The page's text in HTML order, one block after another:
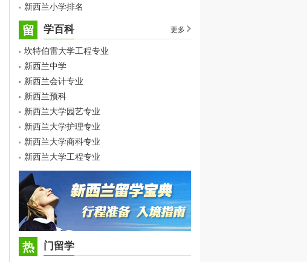
新西兰小学排名
留 学百科 更多
坎特伯雷大学工程专业
新西兰中学
新西兰会计专业
新西兰预科
新西兰大学园艺专业
新西兰大学护理专业
新西兰大学商科专业
新西兰大学工程专业
热 门留学